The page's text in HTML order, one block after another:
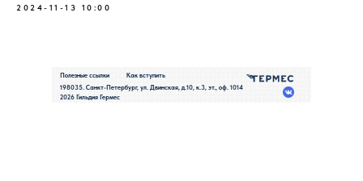
2024-11-13 10:00
198035. Санкт-Петербург, ул. Двинская, д.10, к.3, эт., оф. 1014
2026 Гильдия Гермес
Полезные ссылки Как вступить